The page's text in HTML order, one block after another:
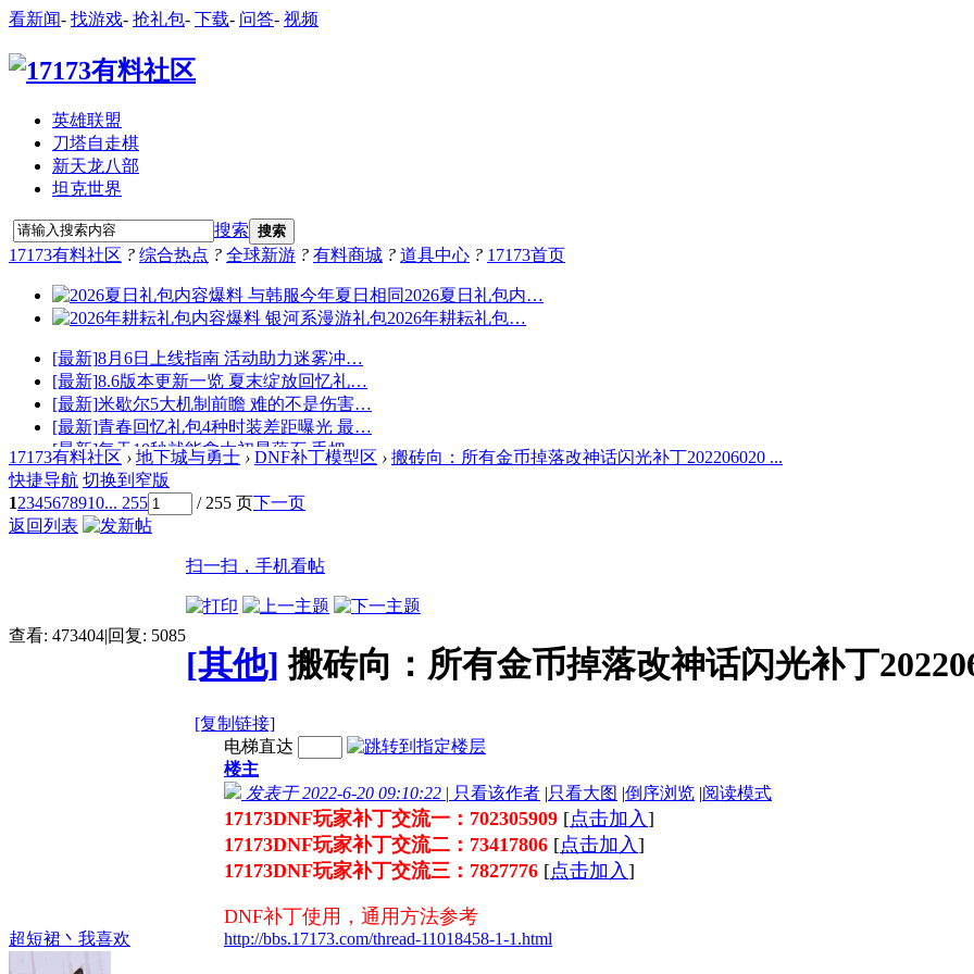
看新闻- 找游戏- 抢礼包- 下载- 问答- 视频
英雄联盟
刀塔自走棋
新天龙八部
坦克世界
搜索 搜索
17173有料社区 ? 综合热点 ? 全球新游 ? 有料商城 ? 道具中心 ? 17173首页
17173有料社区 › 地下城与勇士 › DNF补丁模型区 › 搬砖向：所有金币掉落改神话闪光补丁202206020 ...
快捷导航 切换到窄版
12345678910... 255 / 255 页下一页
返回列表
查看: 473404|回复: 5085
扫一扫，手机看帖
[其他] 搬砖向：所有金币掉落改神话闪光补丁
[复制链接]
超短裙丶我喜欢
电梯直达
楼主
发表于 2022-6-20 09:10:22 | 只看该作者 |只看大图 |倒序浏览 |阅读模式
17173DNF玩家补丁交流一：702305909 [点击加入 ]
17173DNF玩家补丁交流二：73417806 [点击加入 ]
17173DNF玩家补丁交流三：7827776 [点击加入 ]
DNF补丁使用，通用方法参考
http://bbs.17173.com/thread-11018458-1-1.html